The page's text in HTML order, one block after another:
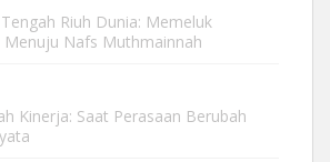
Riuh Dunia: Memeluk
Nafs Muthmainnah
Kinerja: Saat Perasaan Berubah